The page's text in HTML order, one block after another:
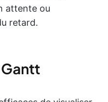
attente ou
retard.